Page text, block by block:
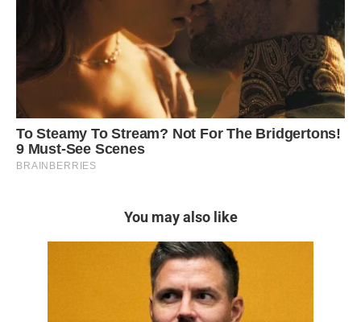
You may also like